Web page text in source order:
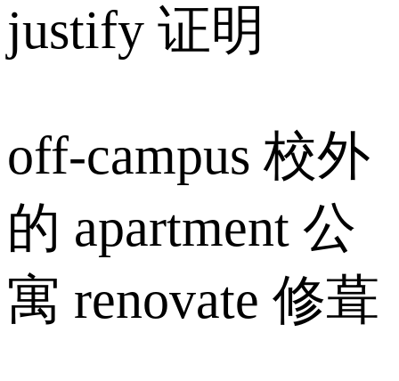
justify 证明
off-campus 校外
的 apartment 公
寓 renovate 修葺